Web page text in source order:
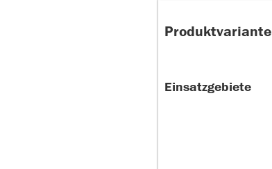
Produktvariante
Einsatzgebiete